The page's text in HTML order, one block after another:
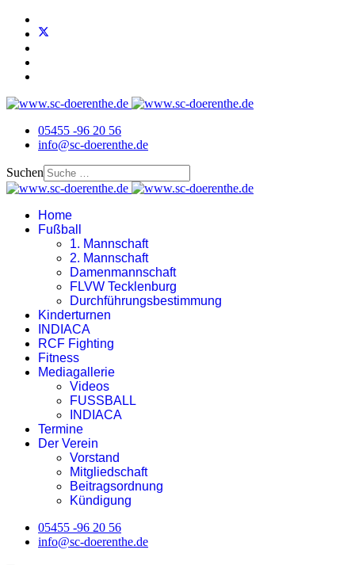
05455 -96 20 56
info@sc-doerenthe.de
Suchen
Home
Fußball
1. Mannschaft
2. Mannschaft
Damenmannschaft
FLVW Tecklenburg
Durchführungsbestimmung
Kinderturnen
INDIACA
RCF Fighting
Fitness
Mediagallerie
Videos
FUSSBALL
INDIACA
Termine
Der Verein
Vorstand
Mitgliedschaft
Beitragsordnung
Kündigung
05455 -96 20 56
info@sc-doerenthe.de